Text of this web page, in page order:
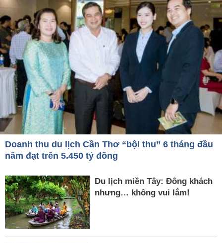
Doanh thu du lịch Cần Thơ “bội thu” 6 tháng đầu
năm đạt trên 5.450 tỷ đồng
Du lịch miền Tây: Đông khách
nhưng… không vui lắm!